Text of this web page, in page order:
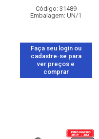
Código: 31489
Embalagem: UN/1
Faça seu login ou
cadastre-se para
ver preços e
comprar